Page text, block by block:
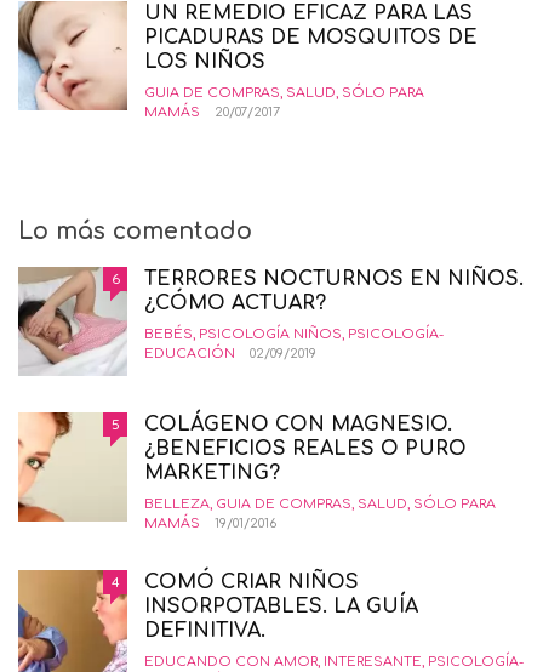
UN REMEDIO EFICAZ PARA LAS
PICADURAS DE MOSQUITOS DE
LOS NIÑOS
GUIA DE COMPRAS, SALUD, SÓLO PARA
MAMÁS
20/07/2017
Lo más comentado
6
TERRORES NOCTURNOS EN NIÑOS.
¿CÓMO ACTUAR?
BEBÉS, PSICOLOGÍA NIÑOS, PSICOLOGÍA-
EDUCACIÓN
02/09/2019
5
COLÁGENO CON MAGNESIO.
¿BENEFICIOS REALES O PURO
MARKETING?
BELLEZA, GUIA DE COMPRAS, SALUD, SÓLO PARA
MAMÁS
19/01/2016
4
COMÓ CRIAR NIÑOS
INSORPOTABLES. LA GUÍA
DEFINITIVA.
EDUCANDO CON AMOR, INTERESANTE, PSICOLOGÍA-